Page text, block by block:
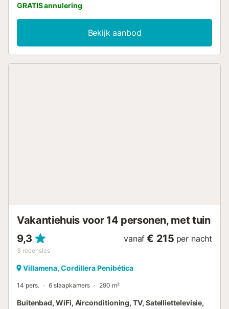
Lecrín-vallei: Cónchar. De woning is met veel zorg en aandacht
detail ingericht, met hoogwaardige materialen en comfortabel
om maximaal comfort te garanderen tijdens uw verblijf. Een
gezellige plek waar u zich meteen thuis voelt, midden in de
ligging is uitstekend en biedt gemakkelijke toegang tot
GRATIS annulering
Bekijk aanbod
Vakantiehuis voor 14 personen, met tuin
9,3
3 recensies
vanaf € 215 per nacht
Villamena, Cordillera Penibética
14 pers. 6 slaapkamers 290 m²
Buitenbad, WiFi, Airconditioning, TV, Satelliettelevisie,